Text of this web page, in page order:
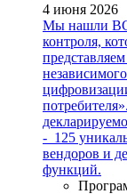
4 июня 2026
Мы нашли
контроля,
- 125
вендоров и
функций.